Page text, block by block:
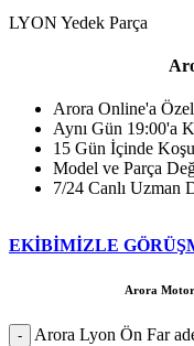
LYON Yedek Parça
Arora Online'a
Aynı Gün 19:00'a
15 Gün İçinde
Model ve Parça
7/24 Canlı Uzman
EKİBİMİZLE
Arora
Arora Lyon Ön Far